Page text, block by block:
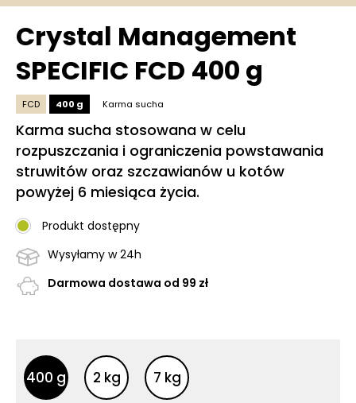
Crystal Management
SPECIFIC FCD 400 g
FCD 400 g Karma sucha
Karma sucha stosowana w celu
rozpuszczania i ograniczenia powstawania
struwitów oraz szczawianów u kotów
powyżej 6 miesiąca życia.
Produkt dostępny
Wysyłamy w 24h
Darmowa dostawa od 99 zł
Inne opakowania
400 g 2 kg 7 kg
Inne opakowania